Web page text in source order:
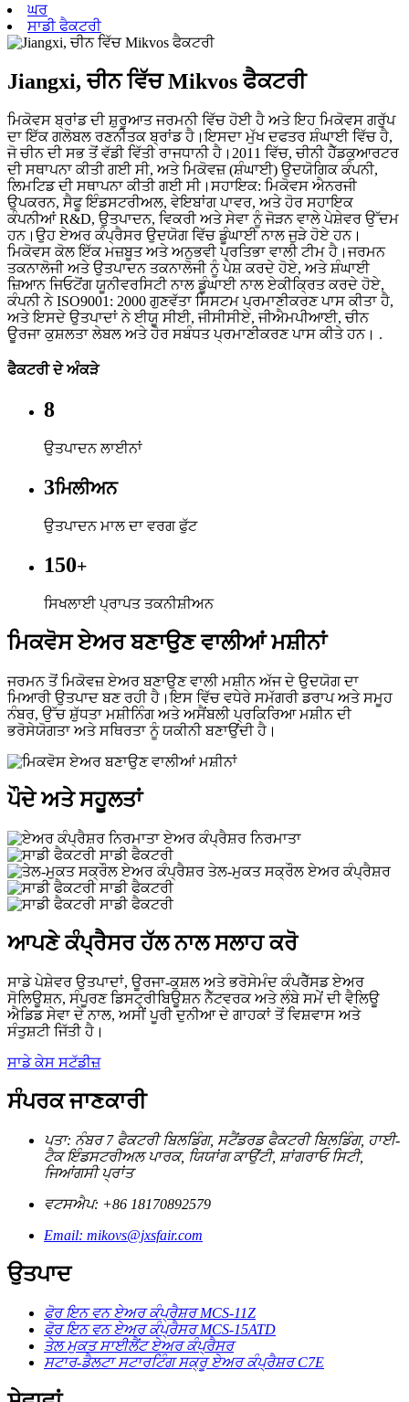
ਘਰ
ਸਾਡੀ ਫੈਕਟਰੀ
Jiangxi, ਚੀਨ ਵਿੱਚ Mikvos ਫੈਕਟਰੀ
ਮਿਕੋਵਸ ਬ੍ਰਾਂਡ ਦੀ ਸ਼ੁਰੂਆਤ ਜਰਮਨੀ ਵਿੱਚ ਹੋਈ ਹੈ ਅਤੇ ਇਹ ਮਿਕੋਵਸ ਗਰੁੱਪ
ਦਾ ਇੱਕ ਗਲੋਬਲ ਰਣਨੀਤਕ ਬ੍ਰਾਂਡ ਹੈ।ਇਸਦਾ ਮੁੱਖ ਦਫਤਰ ਸ਼ੰਘਾਈ ਵਿੱਚ ਹੈ,
ਜੋ ਚੀਨ ਦੀ ਸਭ ਤੋਂ ਵੱਡੀ ਵਿੱਤੀ ਰਾਜਧਾਨੀ ਹੈ।2011 ਵਿੱਚ, ਚੀਨੀ ਹੈੱਡਕੁਆਰਟਰ
ਦੀ ਸਥਾਪਨਾ ਕੀਤੀ ਗਈ ਸੀ, ਅਤੇ ਮਿਕੋਵਜ਼ (ਸ਼ੰਘਾਈ) ਉਦਯੋਗਿਕ ਕੰਪਨੀ,
ਲਿਮਟਿਡ ਦੀ ਸਥਾਪਨਾ ਕੀਤੀ ਗਈ ਸੀ।ਸਹਾਇਕ: ਮਿਕੋਵਸ ਐਨਰਜੀ
ਉਪਕਰਨ, ਸੈਫੂ ਇੰਡਸਟਰੀਅਲ, ਵੇਇਬਾਂਗ ਪਾਵਰ, ਅਤੇ ਹੋਰ ਸਹਾਇਕ
ਕੰਪਨੀਆਂ R&D, ਉਤਪਾਦਨ, ਵਿਕਰੀ ਅਤੇ ਸੇਵਾ ਨੂੰ ਜੋੜਨ ਵਾਲੇ ਪੇਸ਼ੇਵਰ ਉੱਦਮ
ਹਨ।ਉਹ ਏਅਰ ਕੰਪ੍ਰੈਸਰ ਉਦਯੋਗ ਵਿੱਚ ਡੂੰਘਾਈ ਨਾਲ ਜੁੜੇ ਹੋਏ ਹਨ।
ਮਿਕੋਵਸ ਕੋਲ ਇੱਕ ਮਜ਼ਬੂਤ ​​ਅਤੇ ਅਨੁਭਵੀ ਪ੍ਰਤਿਭਾ ਵਾਲੀ ਟੀਮ ਹੈ।ਜਰਮਨ
ਤਕਨਾਲੋਜੀ ਅਤੇ ਉਤਪਾਦਨ ਤਕਨਾਲੋਜੀ ਨੂੰ ਪੇਸ਼ ਕਰਦੇ ਹੋਏ, ਅਤੇ ਸ਼ੰਘਾਈ
ਜ਼ਿਆਨ ਜਿਓਟੋਂਗ ਯੂਨੀਵਰਸਿਟੀ ਨਾਲ ਡੂੰਘਾਈ ਨਾਲ ਏਕੀਕ੍ਰਿਤ ਕਰਦੇ ਹੋਏ,
ਕੰਪਨੀ ਨੇ ISO9001: 2000 ਗੁਣਵੱਤਾ ਸਿਸਟਮ ਪ੍ਰਮਾਣੀਕਰਣ ਪਾਸ ਕੀਤਾ ਹੈ,
ਅਤੇ ਇਸਦੇ ਉਤਪਾਦਾਂ ਨੇ ਈਯੂ ਸੀਈ, ਜੀਸੀਸੀਏ, ਜੀਐਮਪੀਆਈ, ਚੀਨ
ਊਰਜਾ ਕੁਸ਼ਲਤਾ ਲੇਬਲ ਅਤੇ ਹੋਰ ਸਬੰਧਤ ਪ੍ਰਮਾਣੀਕਰਣ ਪਾਸ ਕੀਤੇ ਹਨ। .
ਫੈਕਟਰੀ ਦੇ ਅੰਕੜੇ
8
ਉਤਪਾਦਨ ਲਾਈਨਾਂ
3ਮਿਲੀਅਨ
ਉਤਪਾਦਨ ਮਾਲ ਦਾ ਵਰਗ ਫੁੱਟ
150+
ਸਿਖਲਾਈ ਪ੍ਰਾਪਤ ਤਕਨੀਸ਼ੀਅਨ
ਮਿਕਵੋਸ ਏਅਰ ਬਣਾਉਣ ਵਾਲੀਆਂ ਮਸ਼ੀਨਾਂ
ਜਰਮਨ ਤੋਂ ਮਿਕੋਵਜ਼ ਏਅਰ ਬਣਾਉਣ ਵਾਲੀ ਮਸ਼ੀਨ ਅੱਜ ਦੇ ਉਦਯੋਗ ਦਾ
ਮਿਆਰੀ ਉਤਪਾਦ ਬਣ ਰਹੀ ਹੈ।ਇਸ ਵਿੱਚ ਵਧੇਰੇ ਸਮੱਗਰੀ ਡਰਾਪ ਅਤੇ ਸਮੂਹ
ਨੰਬਰ, ਉੱਚ ਸ਼ੁੱਧਤਾ ਮਸ਼ੀਨਿੰਗ ਅਤੇ ਅਸੈਂਬਲੀ ਪ੍ਰਕਿਰਿਆ ਮਸ਼ੀਨ ਦੀ
ਭਰੋਸੇਯੋਗਤਾ ਅਤੇ ਸਥਿਰਤਾ ਨੂੰ ਯਕੀਨੀ ਬਣਾਉਂਦੀ ਹੈ।
ਪੌਦੇ ਅਤੇ ਸਹੂਲਤਾਂ
ਏਅਰ ਕੰਪ੍ਰੈਸ਼ਰ ਨਿਰਮਾਤਾ
ਸਾਡੀ ਫੈਕਟਰੀ
ਤੇਲ-ਮੁਕਤ ਸਕ੍ਰੌਲ ਏਅਰ ਕੰਪ੍ਰੈਸ਼ਰ
ਸਾਡੀ ਫੈਕਟਰੀ
ਸਾਡੀ ਫੈਕਟਰੀ
ਆਪਣੇ ਕੰਪ੍ਰੈਸਰ ਹੱਲ ਨਾਲ ਸਲਾਹ ਕਰੋ
ਸਾਡੇ ਪੇਸ਼ੇਵਰ ਉਤਪਾਦਾਂ, ਊਰਜਾ-ਕੁਸ਼ਲ ਅਤੇ ਭਰੋਸੇਮੰਦ ਕੰਪਰੈੱਸਡ ਏਅਰ
ਸੋਲਿਊਸ਼ਨ, ਸੰਪੂਰਣ ਡਿਸਟ੍ਰੀਬਿਊਸ਼ਨ ਨੈੱਟਵਰਕ ਅਤੇ ਲੰਬੇ ਸਮੇਂ ਦੀ ਵੈਲਿਊ
ਐਡਿਡ ਸੇਵਾ ਦੇ ਨਾਲ, ਅਸੀਂ ਪੂਰੀ ਦੁਨੀਆ ਦੇ ਗਾਹਕਾਂ ਤੋਂ ਵਿਸ਼ਵਾਸ ਅਤੇ
ਸੰਤੁਸ਼ਟੀ ਜਿੱਤੀ ਹੈ।
ਸਾਡੇ ਕੇਸ ਸਟੱਡੀਜ਼
ਸੰਪਰਕ ਜਾਣਕਾਰੀ
ਪਤਾ: ਨੰਬਰ 7 ਫੈਕਟਰੀ ਬਿਲਡਿੰਗ, ਸਟੈਂਡਰਡ ਫੈਕਟਰੀ ਬਿਲਡਿੰਗ, ਹਾਈ-
ਟੈਕ ਇੰਡਸਟਰੀਅਲ ਪਾਰਕ, ​​ਯਿਯਾਂਗ ਕਾਉਂਟੀ, ਸ਼ਾਂਗਰਾਓ ਸਿਟੀ,
ਜਿਆਂਗਸੀ ਪ੍ਰਾਂਤ
ਵਟਸਐਪ: +86 18170892579
Email: mikovs@jxsfair.com
ਉਤਪਾਦ
ਫੋਰ ਇਨ ਵਨ ਏਅਰ ਕੰਪ੍ਰੈਸ਼ਰ MCS-11Z
ਫੋਰ ਇਨ ਵਨ ਏਅਰ ਕੰਪ੍ਰੈਸਰ MCS-15ATD
ਤੇਲ ਮੁਕਤ ਸਾਈਲੈਂਟ ਏਅਰ ਕੰਪ੍ਰੈਸਰ
ਸਟਾਰ-ਡੈਲਟਾ ਸਟਾਰਟਿੰਗ ਸਕ੍ਰੂ ਏਅਰ ਕੰਪ੍ਰੈਸ਼ਰ C7E